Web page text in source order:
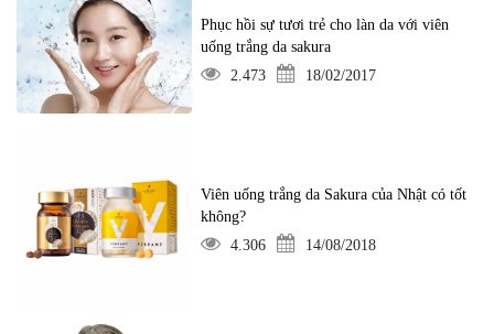
Phục hồi sự tươi trẻ cho làn da với viên
uống trắng da sakura
2.473
18/02/2017
Viên uống trắng da Sakura của Nhật có tốt
không?
4.306
14/08/2018